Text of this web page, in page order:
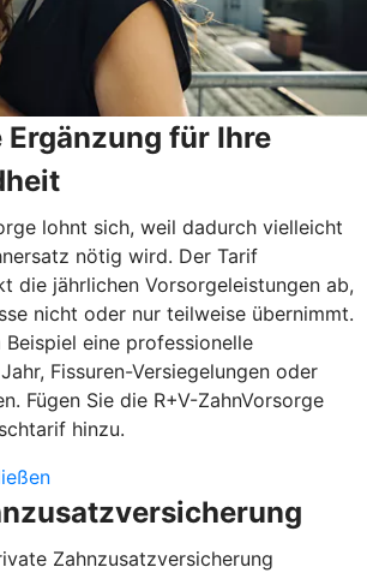
für Ihre
lohnt sich, weil dadurch vielleicht
nötig wird. Der Tarif
die jährlichen Vorsorgeleistungen ab,
nicht oder nur teilweise übernimmt.
eine professionelle
Fissuren-Versiegelungen oder
Fügen Sie die R+V-ZahnVorsorge
hinzu.
Zahnzusatzversicherung